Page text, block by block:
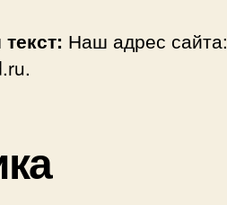
Наш адрес сайта: